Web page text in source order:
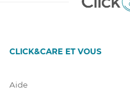
CLICK&CARE ET VOUS
Aide